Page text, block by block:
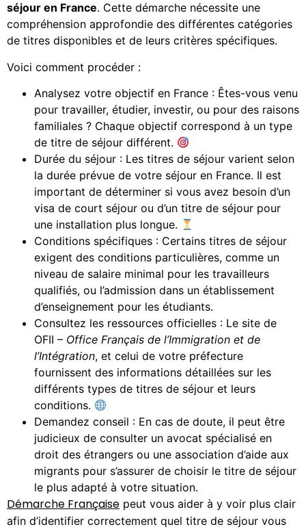
séjour en France. Cette démarche nécessite une
compréhension approfondie des différentes catégories
de titres disponibles et de leurs critères spécifiques.
Voici comment procéder :
Analysez votre objectif en France : Êtes-vous venu
pour travailler, étudier, investir, ou pour des raisons
familiales ? Chaque objectif correspond à un type
de titre de séjour différent.
Durée du séjour : Les titres de séjour varient selon
la durée prévue de votre séjour en France. Il est
important de déterminer si vous avez besoin d’un
visa de court séjour ou d’un titre de séjour pour
une installation plus longue.
Conditions spécifiques : Certains titres de séjour
exigent des conditions particulières, comme un
niveau de salaire minimal pour les travailleurs
qualifiés, ou l’admission dans un établissement
d’enseignement pour les étudiants.
Consultez les ressources officielles : Le site de
OFII – Office Français de l’Immigration et de
l’Intégration, et celui de votre préfecture
fournissent des informations détaillées sur les
différents types de titres de séjour et leurs
conditions.
Demandez conseil : En cas de doute, il peut être
judicieux de consulter un avocat spécialisé en
droit des étrangers ou une association d’aide aux
migrants pour s’assurer de choisir le titre de séjour
le plus adapté à votre situation.
Démarche Française peut vous aider à y voir plus clair
afin d’identifier correctement quel titre de séjour vous